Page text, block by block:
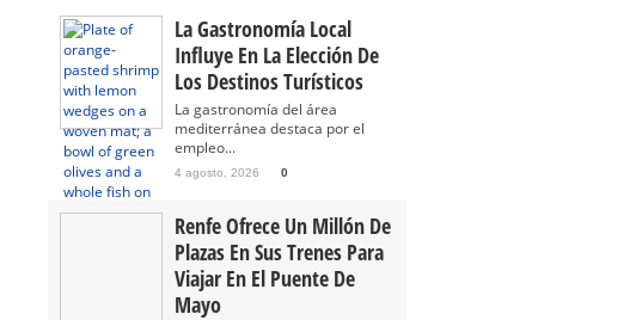
La Gastronomía Local
Influye En La Elección De
Los Destinos Turísticos
La gastronomía del área
mediterránea destaca por el
empleo...
4 agosto, 2026 0
Renfe Ofrece Un Millón De
Plazas En Sus Trenes Para
Viajar En El Puente De
Mayo